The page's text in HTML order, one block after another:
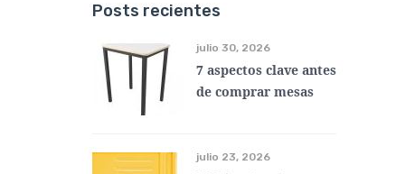
Posts recientes
julio 30, 2026
7 aspectos clave antes
de comprar mesas
julio 23, 2026